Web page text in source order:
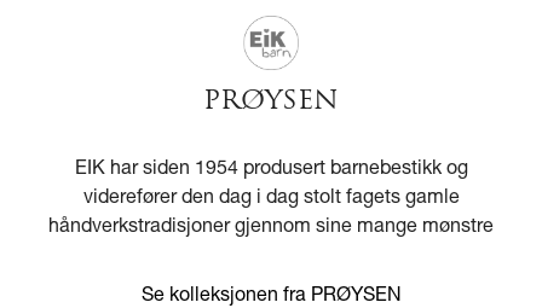
PRØYSEN
EIK har siden 1954 produsert barnebestikk og
viderefører den dag i dag stolt fagets gamle
håndverkstradisjoner gjennom sine mange mønstre
Se kolleksjonen fra PRØYSEN